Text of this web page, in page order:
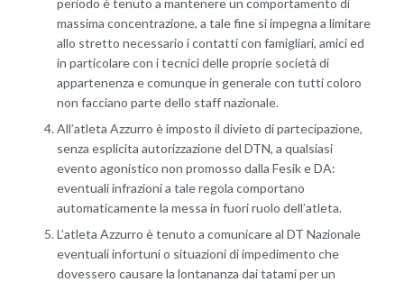
massima concentrazione, a tale fine si impegna a limitare
allo stretto necessario i contatti con famigliari, amici ed
in particolare con i tecnici delle proprie società di
appartenenza e comunque in generale con tutti coloro
non facciano parte dello staff nazionale.
All’atleta Azzurro è imposto il divieto di partecipazione,
senza esplicita autorizzazione del DTN, a qualsiasi
evento agonistico non promosso dalla Fesik e DA:
eventuali infrazioni a tale regola comportano
automaticamente la messa in fuori ruolo dell’atleta.
L’atleta Azzurro è tenuto a comunicare al DT Nazionale
eventuali infortuni o situazioni di impedimento che
dovessero causare la lontananza dai tatami per un